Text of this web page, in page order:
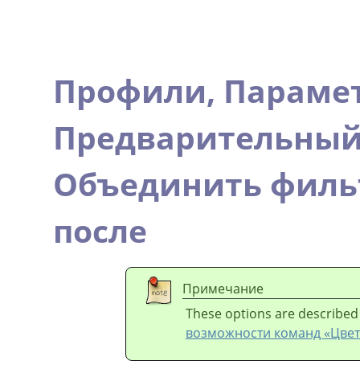
Профили,
Объединить
после
Примечание
These options are
возможности команд